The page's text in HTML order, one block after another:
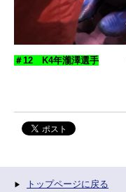
＃12 K4年瀧澤選手
トップページに戻る